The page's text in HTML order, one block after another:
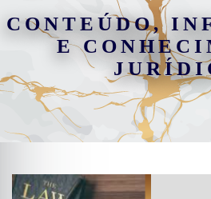
CONTEÚDO,
E